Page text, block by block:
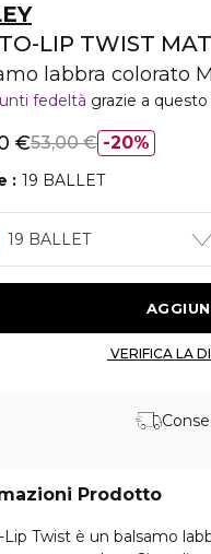
LIP TWIST MAT
labbra colorato
fedeltà grazie a
20%
€53,00 €
19 BALLET
19 BALLET
Prodotto
Twist è un balsamo